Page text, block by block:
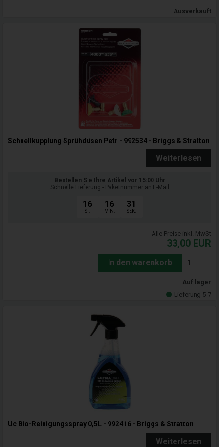
Ausverkauft
Schnellkupplung Sprühdüsen Petr - 992534 - Briggs & Stratton
Weiterlesen
Bestellen Sie Ihre Artikel vor 15:00 Uhr
Schnelle Lieferung - Paketnummer an E-Mail
16
ST.
16
MIN.
31
SEK.
Alle Preise inkl. MwSt
33,00 EUR
In den warenkorb
Auf lager
Lieferung 5-7
Uc Bio-Reinigungsspray 0,5L - 992416 - Briggs & Stratton
Weiterlesen